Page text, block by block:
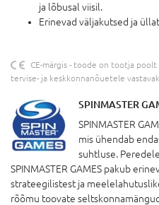
ja lõbusal viisil.
Erinevad väljakutsed ja
CE-märgis - toode on tootja
tervise- ja keskkonnanõuetele
SPINMASTER
SPINMASTER
mis ühendab
suhtluse.
SPINMASTER GAMES pakub
strateegilistest ja
rõõmu toovate